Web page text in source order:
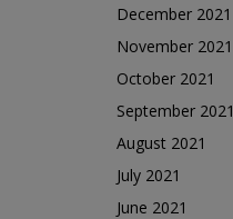
December 2021
November 2021
October 2021
September 2021
August 2021
July 2021
June 2021